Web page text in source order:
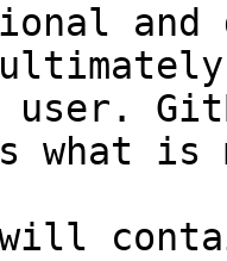
and
user.
what
will